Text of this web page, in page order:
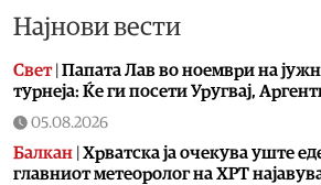
Најнови вести
Свет| Папата Лав во ноември на
турнеја: Ќе ги посети Уругвај,
05.08.2026
Балкан Хрватска ја очекува уште
главниот метеоролог на ХРТ